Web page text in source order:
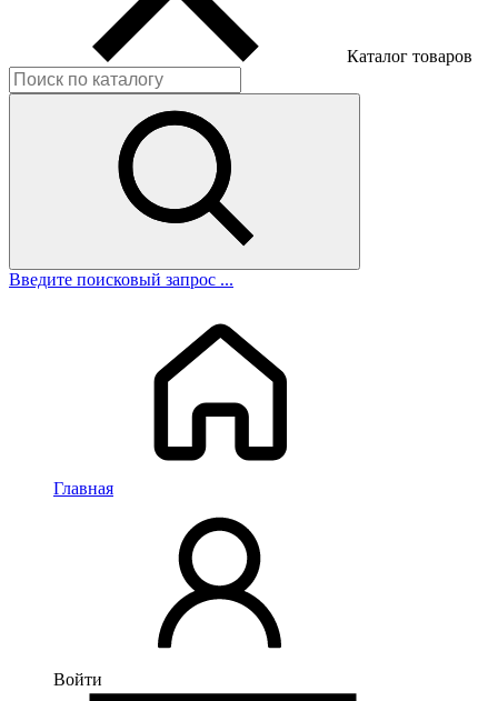
Каталог товаров
Введите поисковый запрос ...
Главная
Войти